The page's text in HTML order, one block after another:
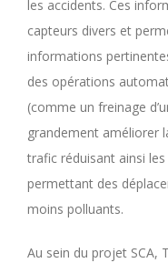
les accidents. Ces
capteurs divers et
informations
des opérations
(comme un freinage
grandement améliorer
trafic réduisant ainsi
permettant des
moins polluants.
Au sein du projet SCA,